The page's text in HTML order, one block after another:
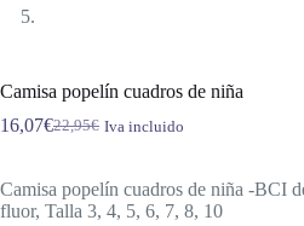
Camisa popelín cuadros de niña
22,95€
El
original
era:
22,95€.
16,07€El
es:
16,07€.
Iva incluido
Camisa popelín cuadros de niña -BCI
fluor, Talla 3, 4, 5, 6, 7, 8, 10